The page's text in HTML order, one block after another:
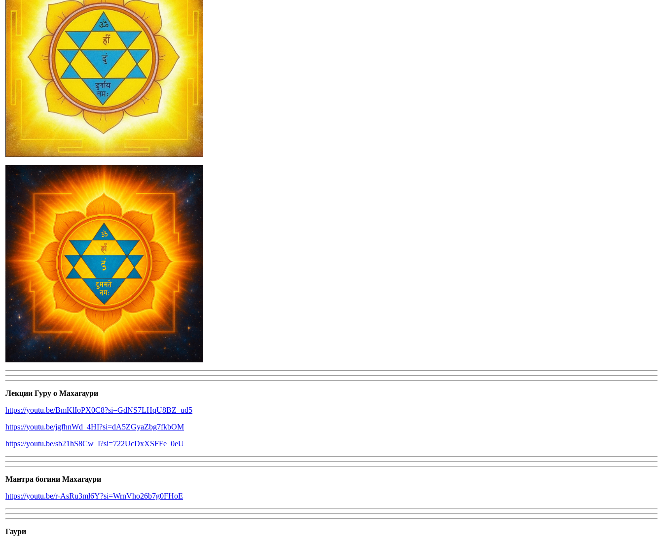
Лекции Гуру о Махагаури
https://youtu.be/BmKlIoPX0C8?si=GdNS7LHqU8BZ_ud5
https://youtu.be/jgfhnWd_4HI?si=dA5ZGyaZbg7fkbOM
https://youtu.be/sb21hS8Cw_I?si=722UcDxXSFFe_0eU
Мантра богини Махагаури
https://youtu.be/r-AsRu3ml6Y?si=WrnVho26b7g0FHoE
Гаури